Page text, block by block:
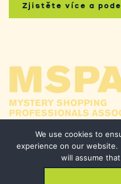
Zjistěte více a
We use cookies to
experience on our
will assume